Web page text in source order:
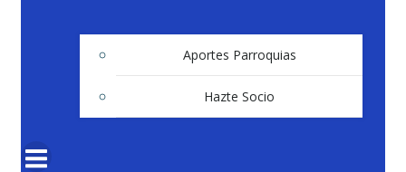
Aportes Parroquias
Hazte Socio